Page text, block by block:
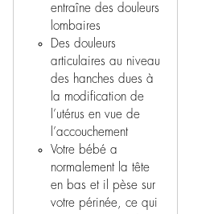
entraîne des douleurs
lombaires
Des douleurs
articulaires au niveau
des hanches dues à
la modification de
l’utérus en vue de
l’accouchement
Votre bébé a
normalement la tête
en bas et il pèse sur
votre périnée, ce qui